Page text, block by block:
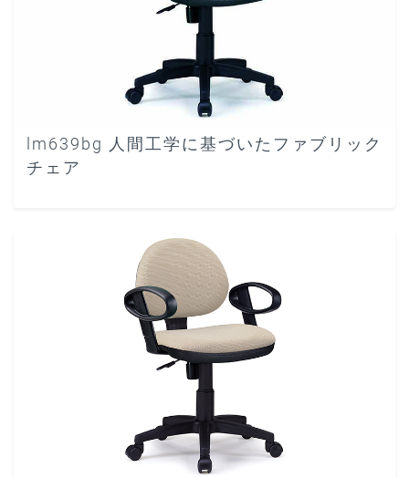
lm639bg 人間工学に基づいたファブリック
チェア